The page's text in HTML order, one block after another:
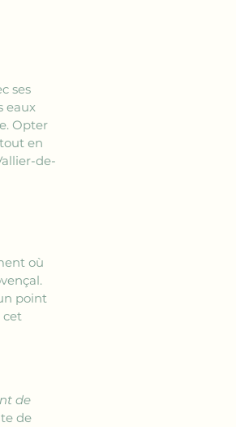
ses
eaux
Opter
en
de-
où
point
cet
de
de